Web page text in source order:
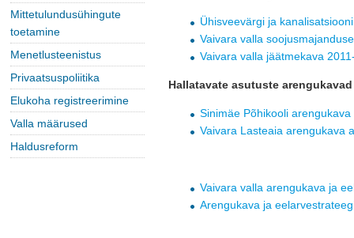
Mittetulundusühingute
toetamine
Menetlusteenistus
Privaatsuspoliitika
Elukoha registreerimine
Valla määrused
Haldusreform
Ühisveevärgi ja
Vaivara valla
Vaivara valla jäätmekava
Hallatavate asutuste arengukavad
Sinimäe Põhikooli
Vaivara Lasteaia arengukava
Vaivara valla arengukava ja
Arengukava ja